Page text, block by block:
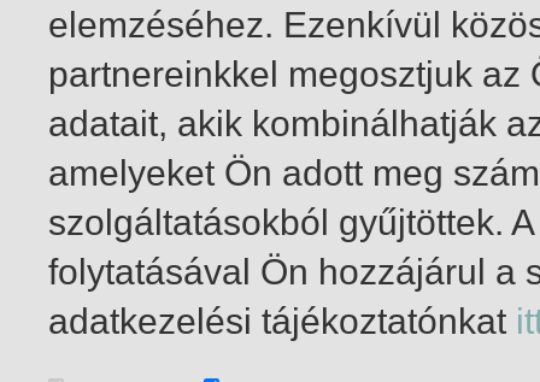
1-14 / összesen 14 találat
elemzéséhez. Ezenkívül
partnereinkkel megosztjuk
adatait, akik kombinálhatják
amelyeket Ön adott meg
szolgáltatásokból gyűjtöttek.
folytatásával Ön hozzájárul a
adatkezelési tájékoztatónkat